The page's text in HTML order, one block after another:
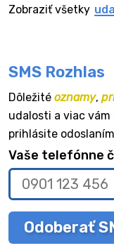
Zobraziť všetky
SMS Rozhlas
Dôležité oznamy,
udalosti a viac vám
prihlásite
Vaše telefónne
Odoberať